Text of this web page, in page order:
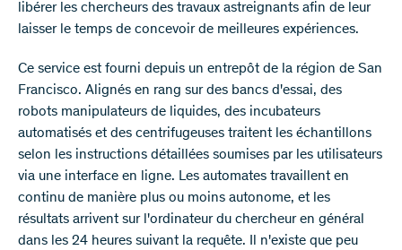
libérer les chercheurs des travaux astreignants afin de leur
laisser le temps de concevoir de meilleures expériences.
Ce service est fourni depuis un entrepôt de la région de San
Francisco. Alignés en rang sur des bancs d'essai, des
robots manipulateurs de liquides, des incubateurs
automatisés et des centrifugeuses traitent les échantillons
selon les instructions détaillées soumises par les utilisateurs
via une interface en ligne. Les automates travaillent en
continu de manière plus ou moins autonome, et les
résultats arrivent sur l'ordinateur du chercheur en général
dans les 24 heures suivant la requête. Il n'existe que peu